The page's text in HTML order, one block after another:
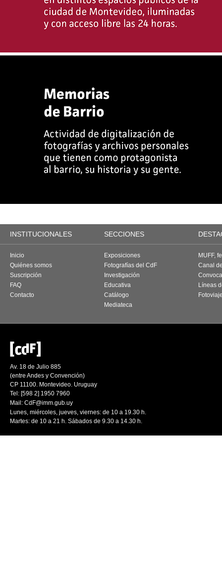
INSTITUCIONALES SECCIONES
Inicio
Quiénes somos
Suscripción
FAQ
Contacto
Exposiciones
Fotografías del CdF
Investigación
Educativa
Catálogo
Mediateca
MUFF,
Canal
Líneas
Av. 18 de Julio 885
(entre Andes y Convención)
CP 11100. Montevideo. Uruguay
Tel: [598 2] 1950 7960
Mail: CdF@imm.gub.uy
Lunes, miércoles, jueves, viernes: de 10 a 19.30 h.
Martes: de 10 a 21 h. Sábados de 9.30 a 14.30 h.